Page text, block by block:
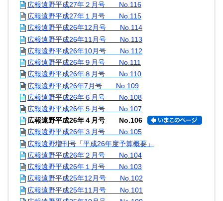
広報遠野平成27年２月号 No.116
広報遠野平成27年１月号 No.115
広報遠野平成26年12月号 No.114
広報遠野平成26年11月号 No.113
広報遠野平成26年10月号 No.112
広報遠野平成26年９月号 No.111
広報遠野平成26年８月号 No.110
広報遠野平成26年7月号 No.109
広報遠野平成26年６月号 No.108
広報遠野平成26年５月号 No.107
広報遠野平成26年４月号 No.106
広報遠野平成26年３月号 No.105
広報遠野増刊号「平成26年度予算概要」
広報遠野平成26年２月号 No.104
広報遠野平成26年１月号 No.103
広報遠野平成25年12月号 No.102
広報遠野平成25年11月号 No.101